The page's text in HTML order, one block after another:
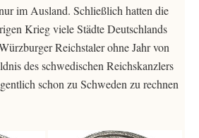
im Ausland. Schließlich hatten die
Krieg viele Städte Deutschlands
Reichstaler ohne Jahr von
des schwedischen Reichskanzlers
schon zu Schweden zu rechnen